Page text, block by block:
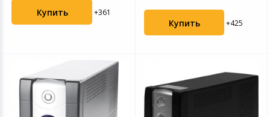
Купить +361
Купить +425